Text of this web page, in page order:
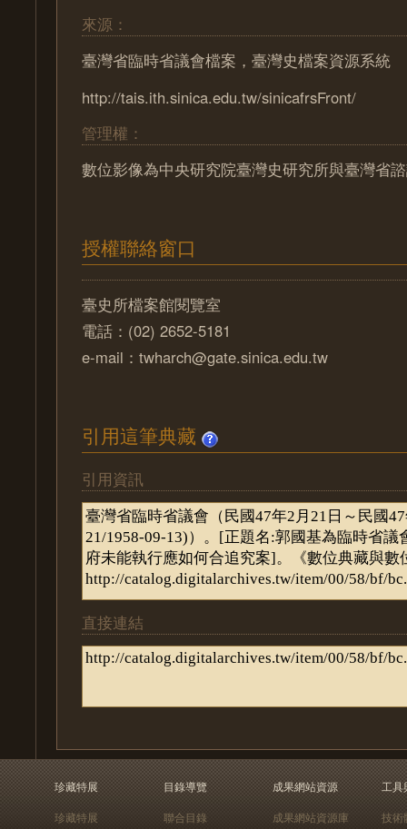
來源：
臺灣省臨時省議會檔案，臺灣史檔案資源系統
http://tais.ith.sinica.edu.tw/sinicafrsFront/
管理權：
數位影像為中央研究院臺灣史研究所與臺灣省
授權聯絡窗口
臺史所檔案館閱覽室
電話：(02) 2652-5181
e-mail：twharch@gate.sinica.edu.tw
引用這筆典藏
引用資訊
直接連結
珍藏特展
珍藏特展
目錄導覽
聯合目錄
成果網站資源
成果網站資源庫
工具
技術